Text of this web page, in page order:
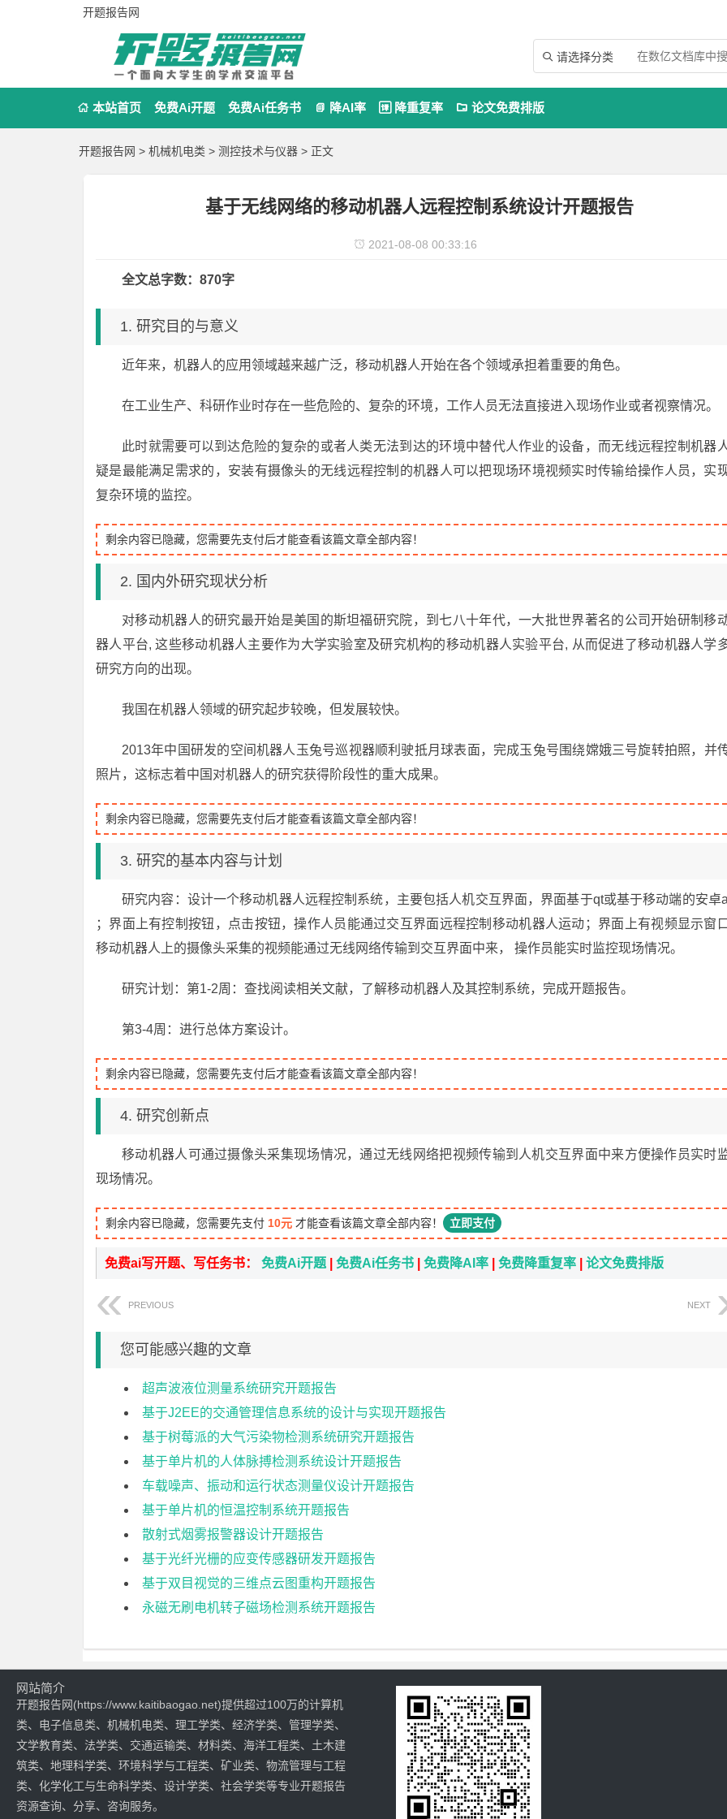
开题报告网
 请选择分类
 本站首页 免费Ai开题 免费Ai任务书  降AI率  降重复率  论文免费排版
开题报告网 > 机械机电类 > 测控技术与仪器 > 正文
基于无线网络的移动机器人远程控制系统设计开题报告
 2021-08-08 00:33:16
全文总字数：870字
1. 研究目的与意义
近年来，机器人的应用领域越来越广泛，移动机器人开始在各个领域承担着重要的角色。
在工业生产、科研作业时存在一些危险的、复杂的环境，工作人员无法直接进入现场作业或者视察情况。
此时就需要可以到达危险的复杂的或者人类无法到达的环境中替代人作业的设备，而无线远程控制机器
疑是最能满足需求的，安装有摄像头的无线远程控制的机器人可以把现场环境视频实时传输给操作人员，实
复杂环境的监控。
剩余内容已隐藏，您需要先支付后才能查看该篇文章全部内容！
2. 国内外研究现状分析
对移动机器人的研究最开始是美国的斯坦福研究院，到七八十年代，一大批世界著名的公司开始研制移
器人平台, 这些移动机器人主要作为大学实验室及研究机构的移动机器人实验平台, 从而促进了移动机器人学
研究方向的出现。
我国在机器人领域的研究起步较晚，但发展较快。
2013年中国研发的空间机器人玉兔号巡视器顺利驶抵月球表面，完成玉兔号围绕嫦娥三号旋转拍照，并
照片，这标志着中国对机器人的研究获得阶段性的重大成果。
剩余内容已隐藏，您需要先支付后才能查看该篇文章全部内容！
3. 研究的基本内容与计划
研究内容：设计一个移动机器人远程控制系统，主要包括人机交互界面，界面基于qt或基于移动端的安卓
；界面上有控制按钮，点击按钮，操作人员能通过交互界面远程控制移动机器人运动；界面上有视频显示窗
移动机器人上的摄像头采集的视频能通过无线网络传输到交互界面中来， 操作员能实时监控现场情况。
研究计划：第1-2周：查找阅读相关文献，了解移动机器人及其控制系统，完成开题报告。
第3-4周：进行总体方案设计。
剩余内容已隐藏，您需要先支付后才能查看该篇文章全部内容！
4. 研究创新点
移动机器人可通过摄像头采集现场情况，通过无线网络把视频传输到人机交互界面中来方便操作员实时
现场情况。
剩余内容已隐藏，您需要先支付 10元 才能查看该篇文章全部内容！ 立即支付
免费ai写开题、写任务书： 免费Ai开题 免费Ai任务书 免费降AI率 免费降重复率 论文免费排版
PREVIOUS NEXT
您可能感兴趣的文章
超声波液位测量系统研究开题报告
基于J2EE的交通管理信息系统的设计与实现开题报告
基于树莓派的大气污染物检测系统研究开题报告
基于单片机的人体脉搏检测系统设计开题报告
车载噪声、振动和运行状态测量仪设计开题报告
基于单片机的恒温控制系统开题报告
散射式烟雾报警器设计开题报告
基于光纤光栅的应变传感器研发开题报告
基于双目视觉的三维点云图重构开题报告
永磁无刷电机转子磁场检测系统开题报告
网站简介
开题报告网(https://www.kaitibaogao.net)提供超过100万的计算机
类、电子信息类、机械机电类、理工学类、经济学类、管理学类、
文学教育类、法学类、交通运输类、材料类、海洋工程类、土木建
筑类、地理科学类、环境科学与工程类、矿业类、物流管理与工程
类、化学化工与生命科学类、设计学类、社会学类等专业开题报告
资源查询、分享、咨询服务。